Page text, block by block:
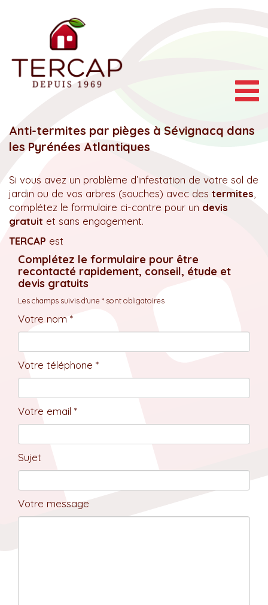
Anti-termites par pièges à Sévignacq dans
les Pyrénées Atlantiques
Si vous avez un problème d’infestation de votre sol de
jardin ou de vos arbres (souches) avec des termites
complétez le formulaire ci-contre pour un devis
gratuit et sans engagement.
TERCAP est
Complétez le formulaire pour être
recontacté rapidement, conseil, étude et
devis gratuits
Les champs suivis d'une * sont obligatoires
Votre nom *
Votre téléphone *
Votre email *
Sujet
Votre message